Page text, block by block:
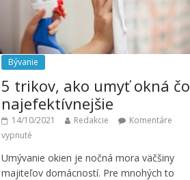
Bývanie
5 trikov, ako umyť okná čo
najefektívnejšie
14/10/2021 Redakcie
Komentáre
vypnuté
Umývanie okien je nočná mora väčšiny
majiteľov domácností. Pre mnohých to